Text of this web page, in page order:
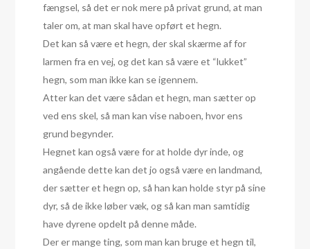
fængsel, så det er nok mere på privat grund, at man
taler om, at man skal have opført et hegn.
Det kan så være et hegn, der skal skærme af for
larmen fra en vej, og det kan så være et “lukket”
hegn, som man ikke kan se igennem.
Atter kan det være sådan et hegn, man sætter op
ved ens skel, så man kan vise naboen, hvor ens
grund begynder.
Hegnet kan også være for at holde dyr inde, og
angående dette kan det jo også være en landmand,
der sætter et hegn op, så han kan holde styr på sine
dyr, så de ikke løber væk, og så kan man samtidig
have dyrene opdelt på denne måde.
Der er mange ting, som man kan bruge et hegn til,